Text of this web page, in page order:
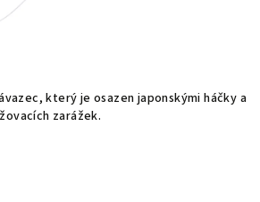
který je osazen japonskými háčky a
zarážek.